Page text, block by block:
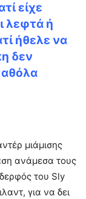
είχε
λεφτά ή
ήθελε να
δεν
μιάμισης
ανάμεσα τους
του Sly
για να δει